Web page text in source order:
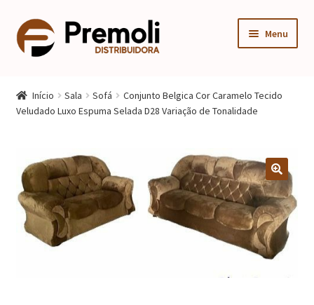
Pular
para
navegação
Pular
para
Menu
menu
Quarto
menu
Móveis Infantis
Fogão
Início Sala Sofá
Conjunto Belgica Cor Caramelo Tecido
Veludado Luxo Espuma Selada D28 Variação de Tonalidade